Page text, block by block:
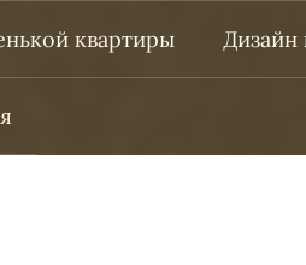
квартиры Дизайн